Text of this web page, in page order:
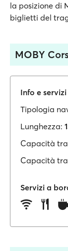
la posizione di
biglietti del
MOBY
Info e
Tipologia
Lunghezza:
Capacità
Capacità
Servizi a